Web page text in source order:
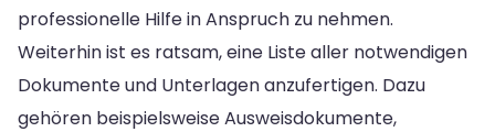
professionelle Hilfe in Anspruch zu nehmen.
Weiterhin ist es ratsam, eine Liste aller notwendigen
Dokumente und Unterlagen anzufertigen. Dazu
gehören beispielsweise Ausweisdokumente,